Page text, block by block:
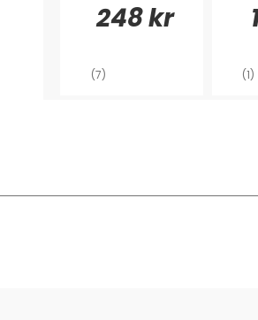
248 kr
(7) (1)